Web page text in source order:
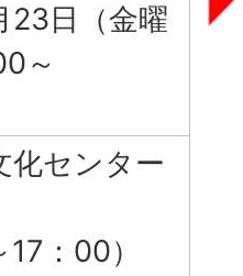
23日（金曜
：00～
センター
17：00）